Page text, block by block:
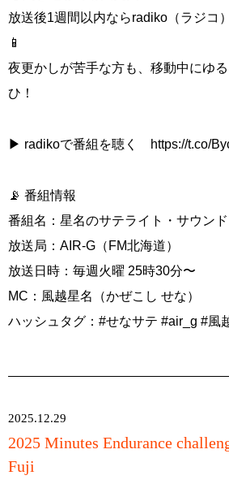
放送後1週間以内ならradiko（ラジコ
📱
夜更かしが苦手な方も、移動中にゆ
ひ！
▶ radikoで番組を聴く https://t.co/
📡 番組情報
番組名：星名のサテライト・サウンド
放送局：AIR-G（FM北海道）
放送日時：毎週火曜 25時30分〜
MC：風越星名（かぜこし せな）
ハッシュタグ：#せなサテ #air_g #風
2025.12.29
2025 Minutes Endurance
Fuji